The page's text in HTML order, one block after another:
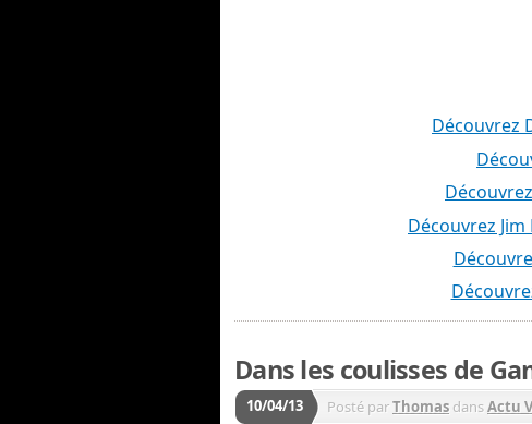
Découvrez
Découvrez Jim
Dans les coulisses de
10/04/13 Posté parThomas dansActu